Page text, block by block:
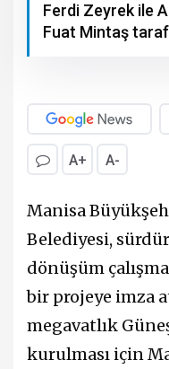
Ferdi Zeyrek ile
Fuat Mintaş
A+ A-
Manisa
Belediyesi,
dönüşüm
bir projeye imza
megavatlık
kurulması için